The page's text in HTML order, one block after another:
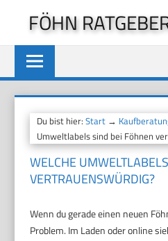
springen
FÖHN
Du bist hier:Start →
Umweltlabels sind bei Föhnen
WELCHE
VERTRAUENSWÜRDIG?
Wenn du gerade einen neuen
Problem. Im Laden oder online